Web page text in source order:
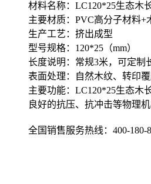
材料名称：LC120*25生态木
主要材质：PVC高分子材料+
生产工艺：挤出成型
型号规格：120*25（mm）
长度说明：常规3米，可定制
表面处理：自然木纹、转印
主要功能：LC120*25生态木
良好的抗压、抗冲击等物理
全国销售服务热线： 400-180-